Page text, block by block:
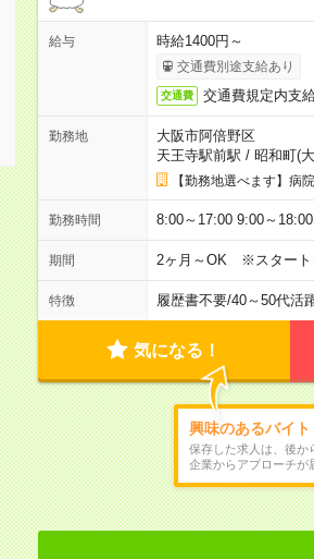
給与 時給1400円～
交通費別途支給あり
交通費 交通費規定内支
勤務地
大阪市阿倍野区
天王寺駅前駅 / 昭和町(
【勤務地選べます】病
勤務時間 8:00～17:00 9:00～
期間 2ヶ月～OK ※スタート
特徴 履歴書不要/40～50代活
気になる！
興味のあるバイト
保存した求人は、後か
企業からアプローチが